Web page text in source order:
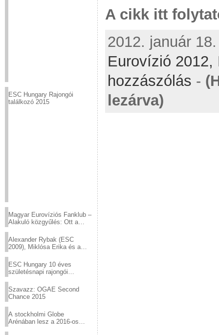
ESC Hungary Rajongói
találkozó 2015
Magyar Eurovíziós Fanklub –
Alakuló közgyűlés: Ott a
Alexander Rybak (ESC
2009), Miklósa Erika és a
sztárjai a Margitszigeten
ESC Hungary 10 éves
születésnapi rajongói
Szavazz: OGAE Second
Chance 2015
A stockholmi Globe
Arénában lesz a 2016-os
A cikk itt
2012. január
Eurovízió 2012,
hozzászólás -
lezárva)